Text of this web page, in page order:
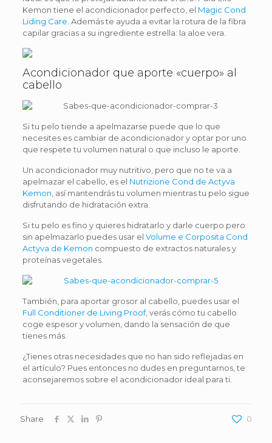
Kemon tiene el acondicionador perfecto, el Magic Cond
Liding Care. Además te ayuda a evitar la rotura de la fibra
capilar gracias a su ingrediente estrella: la aloe vera.
Acondicionador que aporte «cuerpo» al
cabello
Si tu pelo tiende a apelmazarse puede que lo que
necesites es cambiar de acondicionador y optar por uno
que respete tu volumen natural o que incluso le aporte.
Un acondicionador muy nutritivo, pero que no te va a
apelmazar el cabello, es el Nutrizione Cond de Actyva
Kemon, así mantendrás tu volumen mientras tu pelo sigue
disfrutando de hidratación extra.
Si tu pelo es fino y quieres hidratarlo y darle cuerpo pero
sin apelmazarlo puedes usar el Volume e Corposita Cond
Actyva de Kemon compuesto de extractos naturales y
proteínas vegetales.
También, para aportar grosor al cabello, puedes usar el
Full Conditioner de Living Proof, verás cómo tu cabello
coge espesor y volumen, dando la sensación de que
tienes más.
¿Tienes otras necesidades que no han sido reflejadas en
el artículo? Pues entonces no dudes en preguntarnos, te
aconsejaremos sobre el acondicionador ideal para ti.
Share 0